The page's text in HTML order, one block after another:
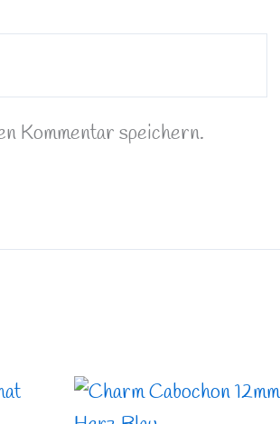
Kommentar speichern.
Preisspanne: